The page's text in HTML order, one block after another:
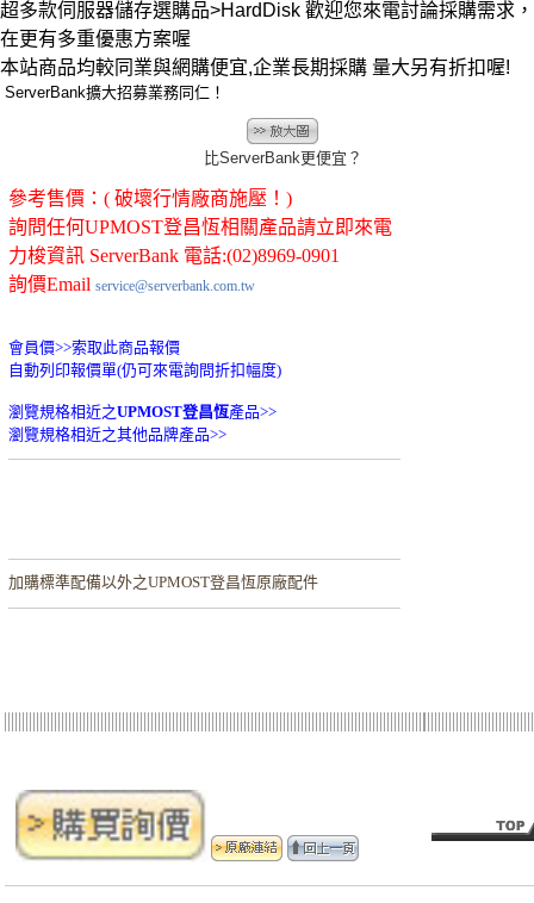
超多款伺服器儲存選購品>HardDisk 歡迎您來電討論採購需求
在更有多重優惠方案喔
本站商品均較同業與網購便宜,企業長期採購 量大另有折扣喔!
ServerBank擴大招募業務同仁！
比ServerBank更便宜？
參考售價：( 破壞行情廠商施壓！)
詢問任何UPMOST登昌恆相關產品請立即來電
力梭資訊 ServerBank 電話:(02)8969-0901
詢價Email service@serverbank.com.tw
會員價>>索取此商品報價
自動列印報價單(仍可來電詢問折扣幅度)
瀏覽規格相近之UPMOST登昌恆產品>>
瀏覽規格相近之其他品牌產品>>
加購標準配備以外之UPMOST登昌恆原廠配件